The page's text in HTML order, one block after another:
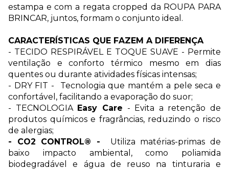
estampa e com a regata cropped da ROUPA PARA
BRINCAR, juntos, formam o conjunto ideal.
CARACTERÍSTICAS QUE FAZEM A DIFERENÇA
- TECIDO RESPIRÁVEL E TOQUE SUAVE - Permite
ventilação e conforto térmico mesmo em dias
quentes ou durante atividades físicas intensas;
- DRY FIT - Tecnologia que mantém a pele seca e
confortável, facilitando a evaporação do suor;
- TECNOLOGIA Easy Care - Evita a retenção de
produtos químicos e fragrâncias, reduzindo o risco
de alergias;
- CO2 CONTROL® -
Utiliza matérias-primas de
baixo impacto ambiental, como poliamida
biodegradável e água de reuso na tinturaria e